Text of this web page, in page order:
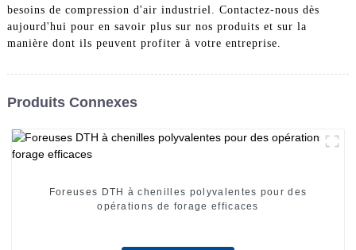
besoins de compression d'air industriel. Contactez-nous dès
aujourd'hui pour en savoir plus sur nos produits et sur la
manière dont ils peuvent profiter à votre entreprise.
Produits Connexes
Foreuses DTH à chenilles polyvalentes pour des
opérations de forage efficaces